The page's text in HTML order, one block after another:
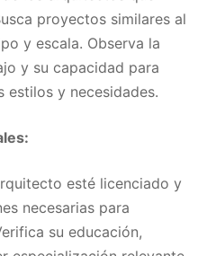
proyectos similares al
y escala. Observa la
y su capacidad para
estilos y necesidades.
esté licenciado y
necesarias para
su educación,